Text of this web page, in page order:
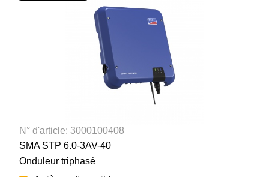
N° d'article: 3000100408
SMA STP 6.0-3AV-40
Onduleur triphasé